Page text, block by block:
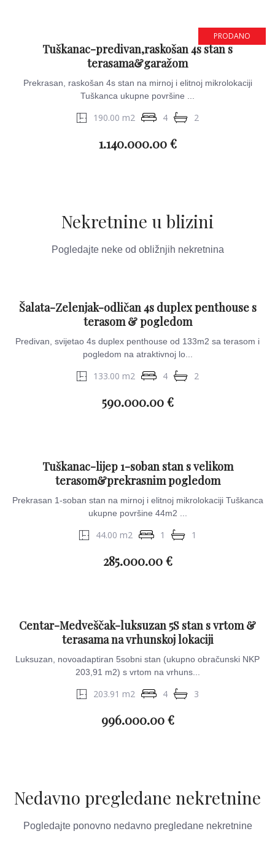
PRODANO
Tuškanac-predivan,raskošan 4s stan s
terasama&garažom
Prekrasan, raskošan 4s stan na mirnoj i elitnoj mikrolokaciji
Tuškanca ukupne površine ...
190.00 m2 4 2
1.140.000.00 €
Nekretnine u blizini
Pogledajte neke od obližnjih nekretnina
Šalata-Zelenjak-odličan 4s duplex penthouse s
terasom & pogledom
Predivan, svijetao 4s duplex penthouse od 133m2 sa terasom i
pogledom na atraktivnoj lo...
133.00 m2 4 2
590.000.00 €
Tuškanac-lijep 1-soban stan s velikom
terasom&prekrasnim pogledom
Prekrasan 1-soban stan na mirnoj i elitnoj mikrolokaciji Tuškanca
ukupne površine 44m2 ...
44.00 m2 1 1
285.000.00 €
Centar-Medveščak-luksuzan 5S stan s vrtom &
terasama na vrhunskoj lokaciji
Luksuzan, novoadaptiran 5sobni stan (ukupno obračunski NKP
203,91 m2) s vrtom na vrhuns...
203.91 m2 4 3
996.000.00 €
Nedavno pregledane nekretnine
Pogledajte ponovno nedavno pregledane nekretnine